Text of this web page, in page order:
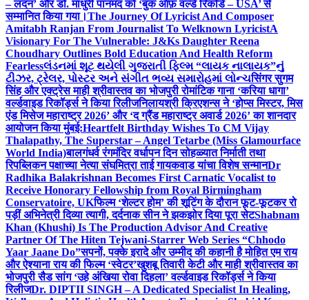
– लंदन’ और डॉ. माधुरी पानमंद को ‘बुक ऑफ़ वर्ल्ड रिकॉर्ड – USA’ से
सम्मानित किया गया।The Journey Of Lyricist And Composer
Amitabh Ranjan From Journalist To Welknown LyricistA
Visionary For The Vulnerable: J&Ks Daughter Reena
Choudhary Outlines Bold Education And Health Reform
Fearlessલંડનમાં શૂટ થયેલી ગુજરાતી ફિલ્મ “લાયક નાલાયક”નું
ટીઝર, ટ્રેલર, પોસ્ટર અને સંગીત ભવ્ય સમારોહમાં લોન્ચसिंगर सुगम
सिंह और एक्ट्रेस माही श्रीवास्तव का भोजपुरी रोमांटिक गाना ‘करिया धागा’
वर्ल्डवाइड रिकॉर्ड्स ने किया रिलीजनिलायश्री क्रिएशन्स ने ‘होप्स मिस्टर, मिस
एंड मिसेज महाराष्ट्र 2026’ और ‘द ग्रैंड महाराष्ट्र अवार्ड 2026’ का शानदार
आयोजन किया मुंबई:Heartfelt Birthday Wishes To CM Vijay
Thalapathy, The Superstar – Angel Tetarbe (Miss Glamourface
World India)बालगंधर्व रंगमंदिर वर्धापन दिन सोहळ्यात निर्माती तथा
रिपब्लिकन पक्षाच्या नेत्या संघमित्रा ताई गायकवाड यांचा विशेष सन्मानDr
Radhika Balakrishnan Becomes First Carnatic Vocalist to
Receive Honorary Fellowship from Royal Birmingham
Conservatoire, UKफिल्म ‘शेल्टर होम’ की शूटिंग के दौरान फूट-फूटकर रो
पड़ीं अभिनेत्री दिव्या त्यागी, दर्दनाक सीन ने झकझोर दिया पूरा सेटShabnam
Khan (Khushi) Is The Production Advisor And Creative
Partner Of The Hiten Tejwani-Starrer Web Series “Chhodo
Yaar Jaane Do”सपनों, पक्के इरादे और उम्मीद की कहानी है मोहित एम राय
और ऐश्याना राय की फिल्म ‘स्वेटर’खुशबू तिवारी केटी और माही श्रीवास्तव का
भोजपुरी सैड सांग ‘उहे अंखिया रोवा दिहला’ वर्ल्डवाइड रिकॉर्ड्स ने किया
रिलीजDr. DIPTII SINGH – A Dedicated Specialist In Healing,